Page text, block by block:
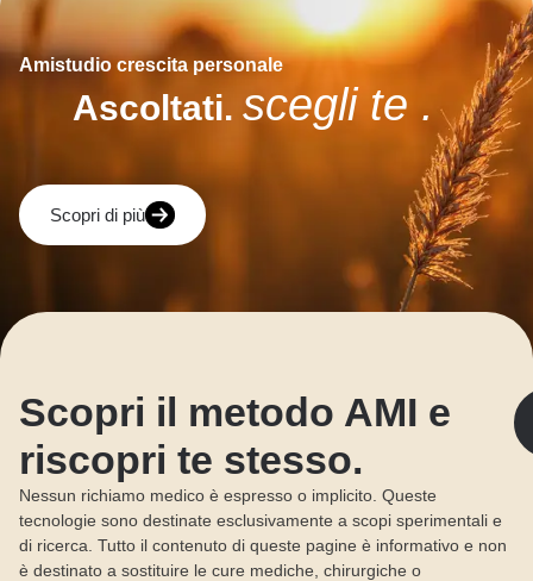
Amistudio crescita personale
Ascoltati. scegli te .
Scopri di più
Scopri il metodo AMI e
riscopri te stesso.
Nessun richiamo medico è espresso o implicito. Queste
tecnologie sono destinate esclusivamente a scopi sperimentali e
di ricerca. Tutto il contenuto di queste pagine è informativo e non
è destinato a sostituire le cure mediche, chirurgiche o